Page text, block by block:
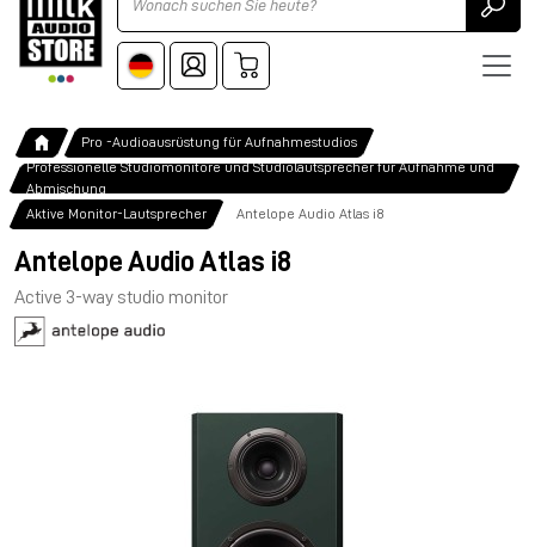
Pro -Audioausrüstung für Aufnahmestudios
Professionelle Studiomonitore und Studiolautsprecher für Aufnahme und
Abmischung
Aktive Monitor-Lautsprecher
Antelope Audio Atlas i8
Antelope Audio Atlas i8
Active 3-way studio monitor